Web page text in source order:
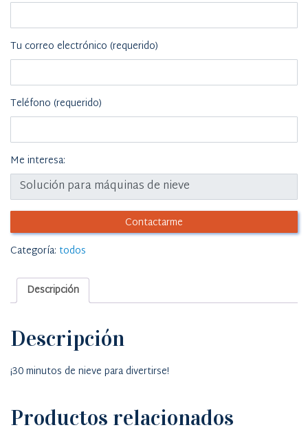
Tu correo electrónico (requerido)
Teléfono (requerido)
Me interesa:
Categoría: todos
Descripción
Descripción
¡30 minutos de nieve para divertirse!
Productos relacionados